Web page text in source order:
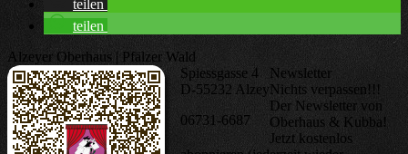
teilen
teilen
Alzeyer Oberhaus | Pfälzer Wald
Spiessgasse 4
D-55232 Alzey
06731-6687
Newsletter
Nichts verpassen!!!
Der Newsletter von
Oberhaus & Kubba!
Jetzt kostenlos